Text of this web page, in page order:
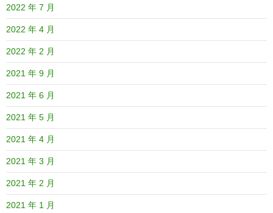
2022 年 7 月
2022 年 4 月
2022 年 2 月
2021 年 9 月
2021 年 6 月
2021 年 5 月
2021 年 4 月
2021 年 3 月
2021 年 2 月
2021 年 1 月